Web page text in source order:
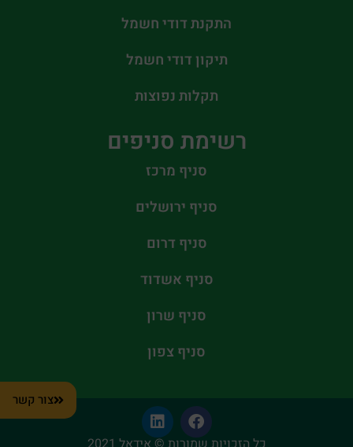
התקנת דודי חשמל
תיקון דודי חשמל
תקלות נפוצות
רשימת סניפים
סניף מרכז
סניף ירושלים
סניף דרום
סניף אשדוד
סניף שרון
סניף צפון
צור קשר